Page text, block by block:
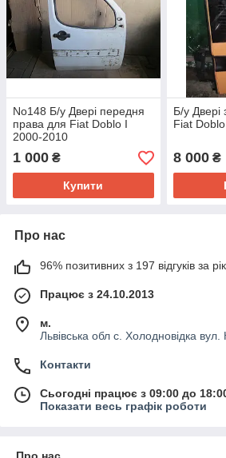
No148 Б/у Двері передня
права для Fiat Doblo I
2000-2010
1 000 ₴
Купити
Б/у Двері
Fiat
8 000₴
Про нас
96% позитивних з 197 відгуків за рік
Працює з 24.10.2013
м.
Львівська обл с. Холодновідка вул.
Контакти
Сьогодні працює з 09:00 до
Показати весь графік роботи